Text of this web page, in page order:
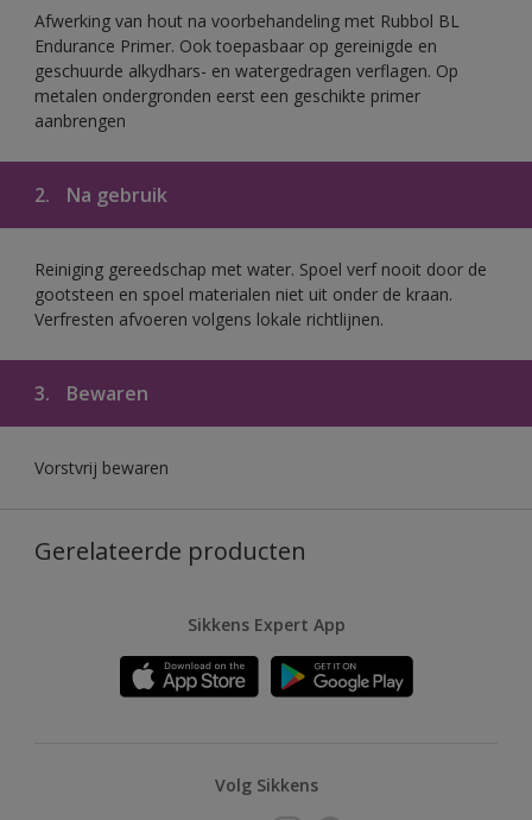
Afwerking van hout na voorbehandeling met Rubbol BL
Endurance Primer. Ook toepasbaar op gereinigde en
geschuurde alkydhars- en watergedragen verflagen. Op
metalen ondergronden eerst een geschikte primer
aanbrengen
2. Na gebruik
Reiniging gereedschap met water. Spoel verf nooit door de
gootsteen en spoel materialen niet uit onder de kraan.
Verfresten afvoeren volgens lokale richtlijnen.
3. Bewaren
Vorstvrij bewaren
Gerelateerde producten
Sikkens Expert App
Volg Sikkens